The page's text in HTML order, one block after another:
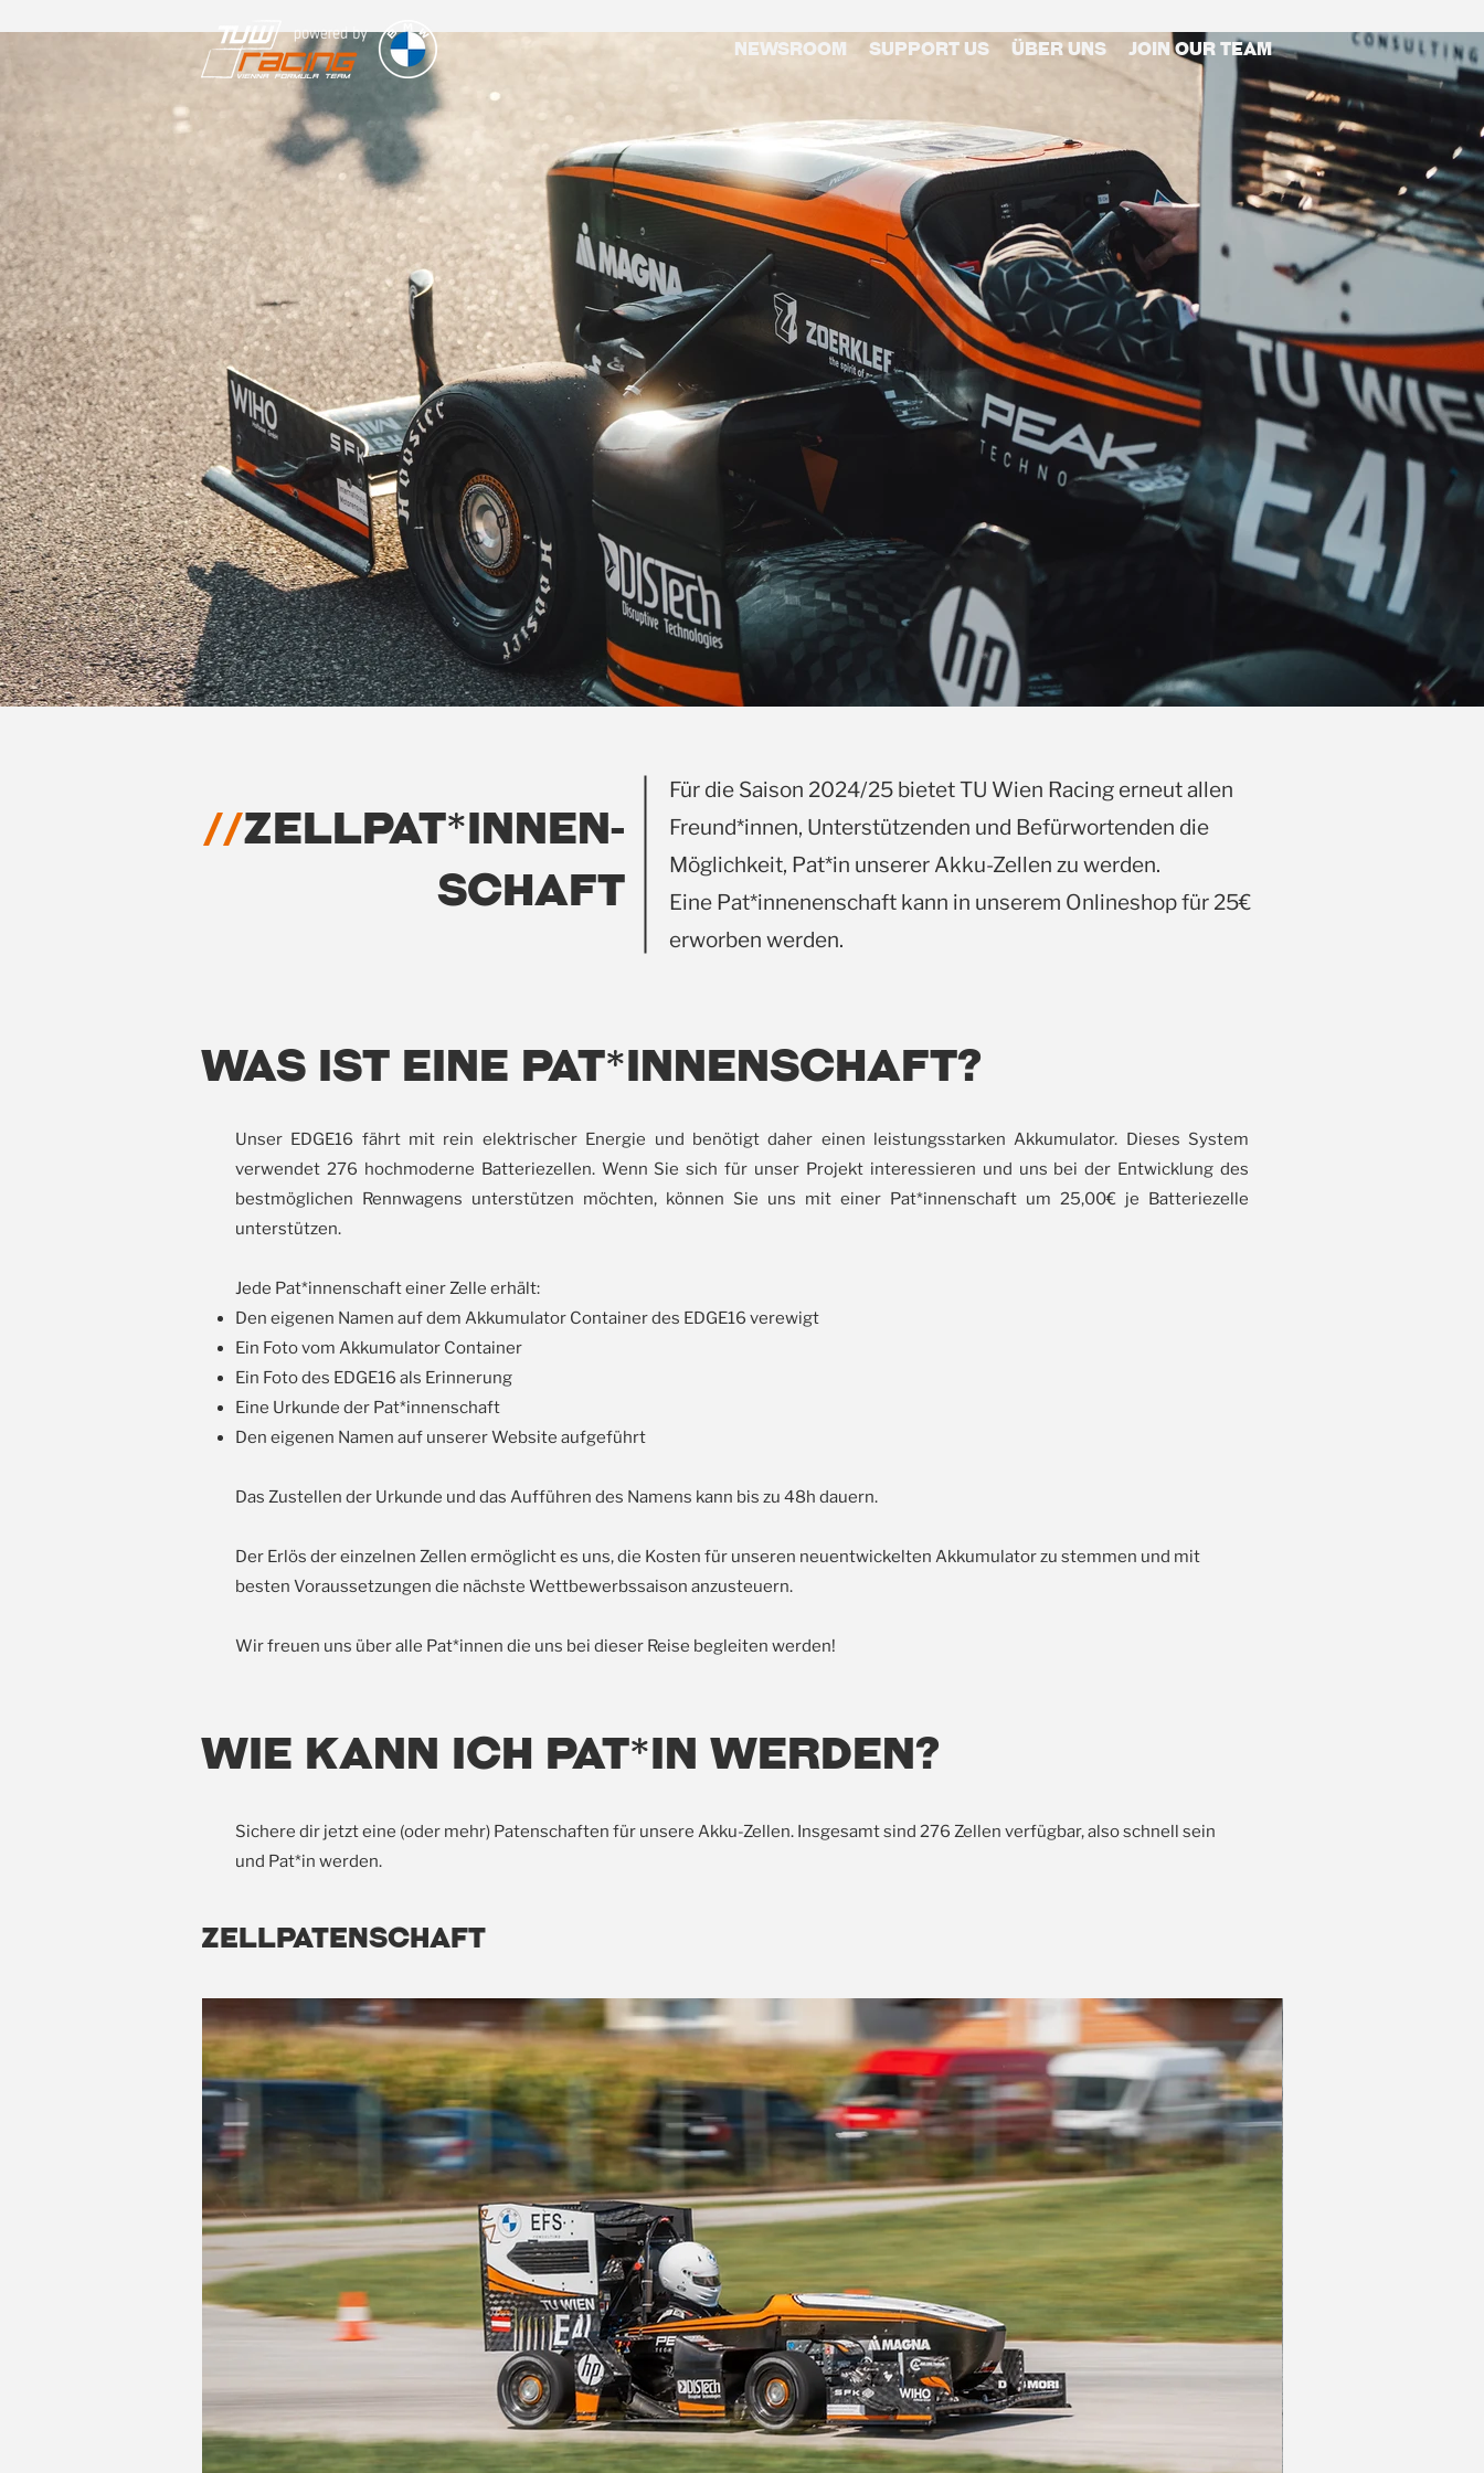
Newsroom Support us Über Uns Join our Team
Für die Saison 2024/25 bietet TU Wien Racing erneut allen
Freund*innen, Unterstützenden und Befürwortenden die
Möglichkeit, Pat*in unserer Akku-Zellen zu werden.
Eine Pat*innenenschaft kann in unserem Onlineshop für 25€
erworben werden.
//zellpat*innen-
schaft
Was ist eine Pat*innenschaft?
Unser EDGE16 fährt mit rein elektrischer Energie und benötigt daher einen leistungsstarken Akkumulator. Dieses System
verwendet 276 hochmoderne Batteriezellen. Wenn Sie sich für unser Projekt interessieren und uns bei der Entwicklung des
bestmöglichen Rennwagens unterstützen möchten, können Sie uns mit einer Pat*innenschaft um 25,00€ je Batteriezelle
unterstützen.
Jede Pat*innenschaft einer Zelle erhält:
Den eigenen Namen auf dem Akkumulator Container des EDGE16 verewigt
Ein Foto vom Akkumulator Container
Ein Foto des EDGE16 als Erinnerung
Eine Urkunde der Pat*innenschaft
Den eigenen Namen auf unserer Website aufgeführt
Das Zustellen der Urkunde und das Aufführen des Namens kann bis zu 48h dauern.
Der Erlös der einzelnen Zellen ermöglicht es uns, die Kosten für unseren neuentwickelten Akkumulator zu stemmen und mit
besten Voraussetzungen die nächste Wettbewerbssaison anzusteuern.
Wir freuen uns über alle Pat*innen die uns bei dieser Reise begleiten werden!
Wie kann ich Pat*in werden?
Sichere dir jetzt eine (oder mehr) Patenschaften für unsere Akku-Zellen. Insgesamt sind 276 Zellen verfügbar, also schnell sein
und Pat*in werden.
Zellpatenschaft